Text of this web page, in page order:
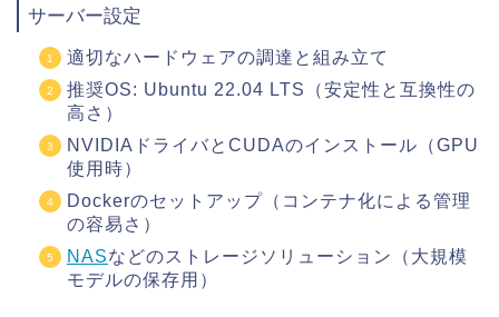
サーバー設定
適切なハードウェアの調達と組み立て
推奨OS: Ubuntu 22.04 LTS（安定性と互換性の
高さ）
NVIDIAドライバとCUDAのインストール（GPU
使用時）
Dockerのセットアップ（コンテナ化による管理
の容易さ）
NASなどのストレージソリューション（大規模
モデルの保存用）